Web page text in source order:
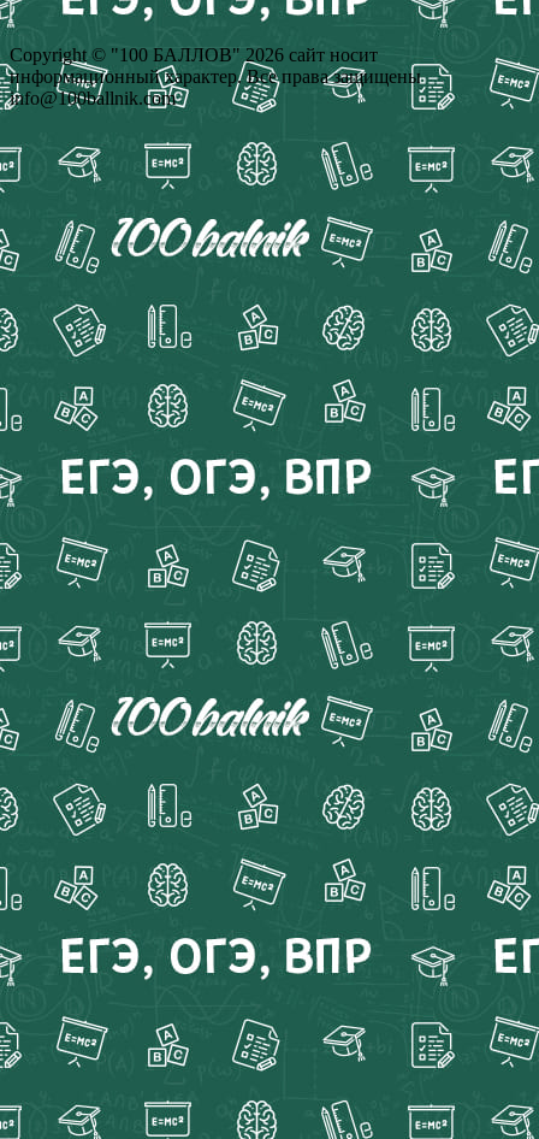
Copyright © "100 БАЛЛОВ" 2026 сайт носит
информационный характер. Все права защищены
info@100ballnik.com